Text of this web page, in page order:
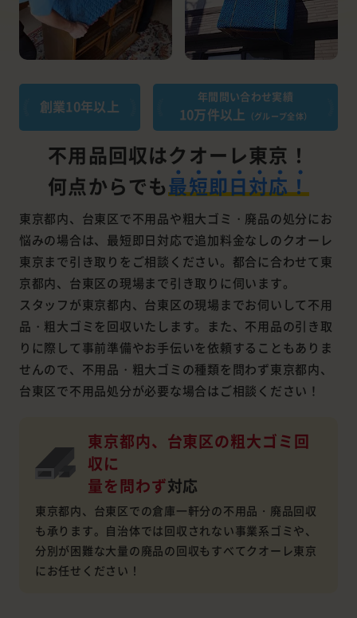
創業10年以上
年間問い合わせ実績
10万件以上 （グループ全体）
不用品回収はクオーレ東京！
何点からでも最短即日対応！
東京都内、台東区で不用品や粗大ゴミ・廃品の処分にお
悩みの場合は、最短即日対応で追加料金なしのクオーレ
東京まで引き取りをご相談ください。都合に合わせて東
京都内、台東区の現場まで引き取りに伺います。
スタッフが東京都内、台東区の現場までお伺いして不用
品・粗大ゴミを回収いたします。また、不用品の引き取
りに際して事前準備やお手伝いを依頼することもありま
せんので、不用品・粗大ゴミの種類を問わず東京都内、
台東区で不用品処分が必要な場合はご相談ください！
東京都内、台東区の粗大ゴミ回
収に
量を問わず対応
東京都内、台東区での倉庫一軒分の不用品・廃品回収
も承ります。自治体では回収されない事業系ゴミや、
分別が困難な大量の廃品の回収もすべてクオーレ東京
にお任せください！